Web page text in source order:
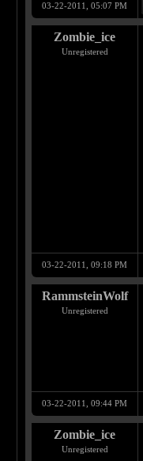
03-22-2011, 05:07 PM
Zombie_ice
Unregistered
03-22-2011, 09:18 PM
RammsteinWolf
Unregistered
03-22-2011, 09:44 PM
Zombie_ice
Unregistered